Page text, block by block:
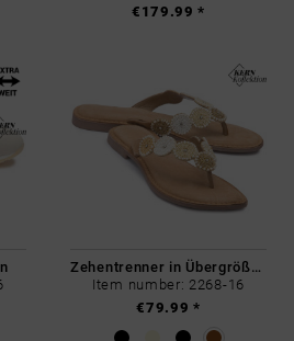
€179.99 *
Zehentrenner in Übergrößen
Item number: 2268-16
€79.99 *